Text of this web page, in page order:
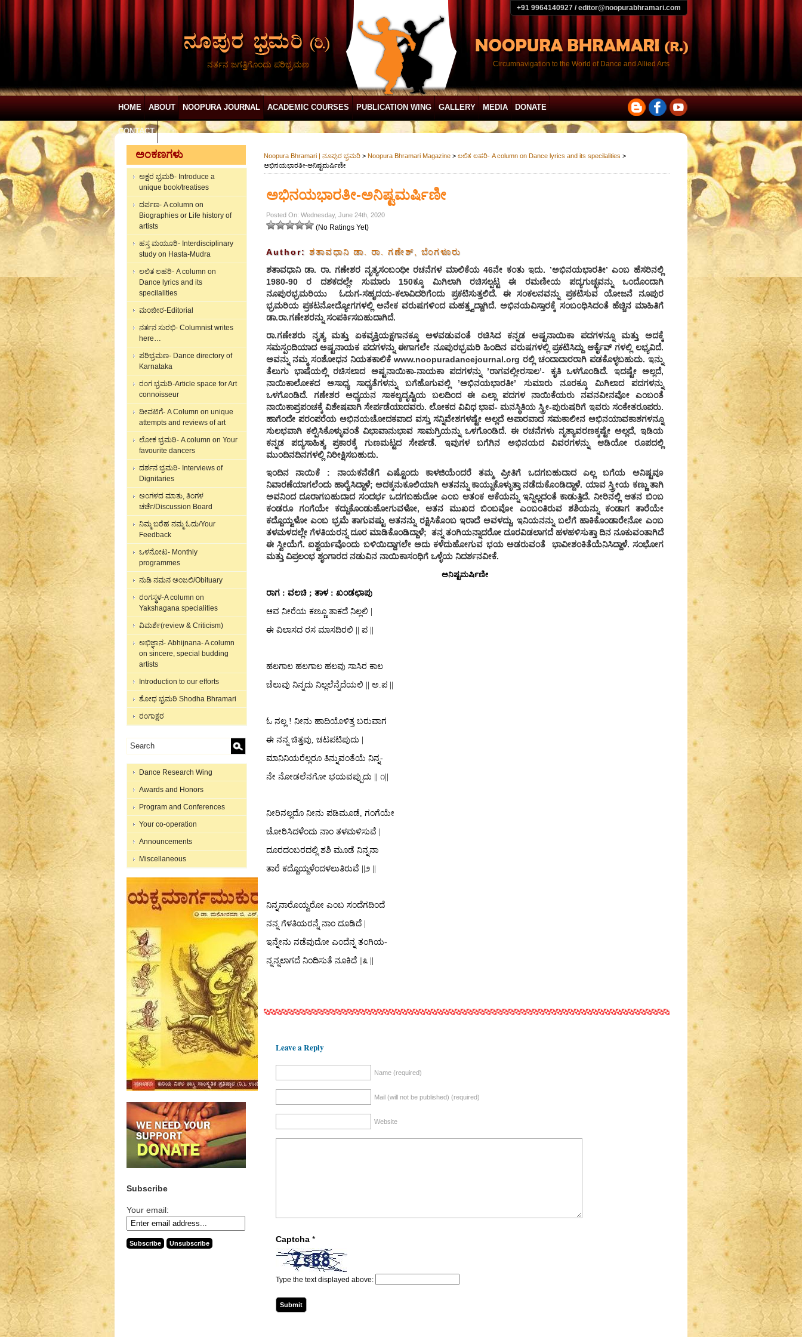
+91 9964140927 / editor@noopurabhramari.com
ನರ್ತನ ಜಗತ್ತಿಗೊಂದು ಪರಿಭ್ರಮಣ Circumnavigation to the World of Dance and Allied Arts
HOME ABOUT NOOPURA JOURNAL ACADEMIC COURSES PUBLICATION WING GALLERY MEDIA DONATE
CONTACT
ಅಂಕಣಗಳು
ಅಕ್ಷರ ಭ್ರಮರಿ- Introduce a
unique book/treatises
ದರ್ಪಣ- A column on
Biographies or Life history of
artists
ಹಸ್ತ ಮಯೂರಿ- Interdisciplinary
study on Hasta-Mudra
ಲಲಿತ ಲಹರಿ- A column on
Dance lyrics and its
specilalities
ಮಂಜೀರ-Editorial
ನರ್ತನ ಸುರಭಿ- Columnist writes
here…
ಪರಿಭ್ರಮಣ- Dance directory of
Karnataka
ರಂಗ ಭ್ರಮರಿ-Article space for Art
connoisseur
ದೀವಟಿಗೆ- A Column on unique
attempts and reviews of art
ಲೋಕ ಭ್ರಮರಿ- A column on Your
favourite dancers
ದರ್ಶನ ಭ್ರಮರಿ- Interviews of
Dignitaries
ಅಂಗಳದ ಮಾತು, ತಿಂಗಳ
ಚರ್ಚೆ/Discussion Board
ನಿಮ್ಮ ಬರೆಹ ನಮ್ಮ ಓದು/Your
Feedback
ಒಳನೋಟ- Monthly
programmes
ನುಡಿ ನಮನ ಅಂಜಲಿ/Obituary
ರಂಗಸ್ಥಳ-A column on
Yakshagana specialities
ವಿಮರ್ಶೆ(review & Criticism)
ಅಭಿಜ್ಞಾನ- Abhijnana- A column
on sincere, special budding
artists
Introduction to our efforts
ಶೋಧ ಭ್ರಮರಿ Shodha Bhramari
ರಂಗಾಕ್ಷರ
Dance Research Wing
Awards and Honors
Program and Conferences
Your co-operation
Announcements
Miscellaneous
Subscribe
Your email:
Noopura Bhramari | ನೂಪುರ ಭ್ರಮರಿ > Noopura Bhramari Magazine > ಲಲಿತ ಲಹರಿ- A column on Dance lyrics and its specilalities >
ಅಭಿನಯಭಾರತೀ-ಅನಿಷ್ಟಮರ್ಷಿಣೀ
ಅಭಿನಯಭಾರತೀ-ಅನಿಷ್ಟಮರ್ಷಿಣೀ
Posted On: Wednesday, June 24th, 2020
(No Ratings Yet)
Author: ಶತಾವಧಾನಿ ಡಾ. ರಾ. ಗಣೇಶ್, ಬೆಂಗಳೂರು
ಶತಾವಧಾನಿ ಡಾ. ರಾ. ಗಣೇಶರ ನೃತ್ಯಸಂಬಂಧೀ ರಚನೆಗಳ ಮಾಲಿಕೆಯ 46ನೇ ಕಂತು ಇದು. ’ಅಭಿನಯಭಾರತೀ’ ಎಂಬ ಹೆಸರಿನಲ್ಲಿ
1980-90 ರ ದಶಕದಲ್ಲೇ ಸುಮಾರು 150ಕ್ಕೂ ಮಿಗಿಲಾಗಿ ರಚಿಸಲ್ಪಟ್ಟ ಈ ರಮಣೀಯ ಪದ್ಯಗುಚ್ಛವನ್ನು ಒಂದೊಂದಾಗಿ
ನೂಪುರಭ್ರಮರಿಯು ಓದುಗ-ಸಹೃದಯ-ಕಲಾವಿದರಿಗೆಂದು ಪ್ರಕಟಿಸುತ್ತಲಿದೆ. ಈ ಸಂಕಲನವನ್ನು ಪ್ರಕಟಿಸುವ ಯೋಜನೆ ನೂಪುರ
ಭ್ರಮರಿಯ ಪ್ರಕಟನೋದ್ಯೋಗಗಳಲ್ಲಿ ಅನೇಕ ವರುಷಗಳಿಂದ ಮಹತ್ತ್ವದ್ದಾಗಿದೆ. ಅಭಿನಯವಿಸ್ತಾರಕ್ಕೆ ಸಂಬಂಧಿಸಿದಂತೆ ಹೆಚ್ಚಿನ ಮಾಹಿತಿಗೆ
ಡಾ.ರಾ.ಗಣೇಶರನ್ನು ಸಂಪರ್ಕಿಸಬಹುದಾಗಿದೆ.
ರಾ.ಗಣೇಶರು ನೃತ್ಯ ಮತ್ತು ಏಕವ್ಯಕ್ತಿಯಕ್ಷಗಾನಕ್ಕೂ ಅಳವಡುವಂತೆ ರಚಿಸಿದ ಕನ್ನಡ ಅಷ್ಟನಾಯಿಕಾ ಪದಗಳನ್ನೂ ಮತ್ತು ಅದಕ್ಕೆ
ಸಮಸ್ಪಂದಿಯಾದ ಅಷ್ಟನಾಯಕ ಪದಗಳನ್ನು ಈಗಾಗಲೇ ನೂಪುರಭ್ರಮರಿ ಹಿಂದಿನ ವರುಷಗಳಲ್ಲಿ ಪ್ರಕಟಿಸಿದ್ದು ಆರ್ಕೈವ್ ಗಳಲ್ಲಿ ಲಭ್ಯವಿದೆ.
ಅವನ್ನು ನಮ್ಮ ಸಂಶೋಧನ ನಿಯತಕಾಲಿಕೆ www.noopuradancejournal.org ರಲ್ಲಿ ಚಂದಾದಾರರಾಗಿ ಪಡಕೊಳ್ಳಬಹುದು. ಇನ್ನು
ತೆಲುಗು ಭಾಷೆಯಲ್ಲಿ ರಚಿಸಲಾದ ಅಷ್ಟನಾಯಿಕಾ-ನಾಯಕಾ ಪದಗಳನ್ನು ’ರಾಗವಲ್ಲೀರಸಾಲ’- ಕೃತಿ ಒಳಗೊಂಡಿದೆ. ಇದಷ್ಟೇ ಅಲ್ಲದೆ,
ನಾಯಿಕಾಲೋಕದ ಅಸಾಧ್ಯ ಸಾಧ್ಯತೆಗಳನ್ನು ಬಗೆಹೊಗುವಲ್ಲಿ ’ಅಭಿನಯಭಾರತೀ’ ಸುಮಾರು ನೂರಕ್ಕೂ ಮಿಗಿಲಾದ ಪದಗಳನ್ನು
ಒಳಗೊಂಡಿದೆ. ಗಣೇಶರ ಅಧ್ಯಯನ ಸಾಕಲ್ಯದೃಷ್ಟಿಯ ಬಲದಿಂದ ಈ ಎಲ್ಲಾ ಪದಗಳ ನಾಯಿಕೆಯರು ನವನವೀನವೋ ಎಂಬಂತೆ
ನಾಯಿಕಾಪ್ರಪಂಚಕ್ಕೆ ವಿಶೇಷವಾಗಿ ಸೇರ್ಪಡೆಯಾದವರು. ಲೋಕದ ವಿವಿಧ ಭಾವ- ಮನಸ್ಥಿತಿಯ ಸ್ತ್ರೀ-ಪುರುಷರಿಗೆ ಇವರು ಸಂಕೇತರೂಪರು.
ಹಾಗೆಂದೇ ಪರಂಪರೆಯ ಅಭಿನಯಚೋದಕವಾದ ವಸ್ತು ಸನ್ನಿವೇಶಗಳಷ್ಟೇ ಅಲ್ಲದೆ ಅಪಾರವಾದ ಸಮಕಾಲೀನ ಅಭಿನಯಾವಕಾಶಗಳನ್ನೂ
ಸುಲಭವಾಗಿ ಕಲ್ಪಿಸಿಕೊಳ್ಳುವಂತೆ ವಿಭಾವಾನುಭಾವ ಸಾಮಗ್ರಿಯನ್ನು ಒಳಗೊಂಡಿದೆ. ಈ ರಚನೆಗಳು ನೃತ್ಯಾವರಣಕ್ಕಷ್ಟೇ ಅಲ್ಲದೆ, ಇಡಿಯ
ಕನ್ನಡ ಪದ್ಯಸಾಹಿತ್ಯ ಪ್ರಕಾರಕ್ಕೆ ಗುಣಮಟ್ಟದ ಸೇರ್ಪಡೆ. ಇವುಗಳ ಬಗೆಗಿನ ಅಭಿನಯದ ವಿವರಗಳನ್ನು ಆಡಿಯೋ ರೂಪದಲ್ಲಿ
ಮುಂದಿನದಿನಗಳಲ್ಲಿ ನಿರೀಕ್ಷಿಸಬಹುದು.
ಇಂದಿನ ನಾಯಿಕೆ : ನಾಯಕನೆಡೆಗೆ ಎಷ್ಟೊಂದು ಕಾಳಜಿಯೆಂದರೆ ತಮ್ಮ ಪ್ರೀತಿಗೆ ಒದಗಬಹುದಾದ ಎಲ್ಲ ಬಗೆಯ ಅನಿಷ್ಟವೂ
ನಿವಾರಣೆಯಾಗಲೆಂದು ಹಾರೈಸಿದ್ದಾಳೆ; ಅದಕ್ಕನುಕೂಲಿಯಾಗಿ ಆತನನ್ನು ಕಾಯ್ದುಕೊಳ್ಳುತ್ತಾ ನಡೆದುಕೊಂಡಿದ್ದಾಳೆ. ಯಾವ ಸ್ತ್ರೀಯ ಕಣ್ಣು ತಾಗಿ
ಅವನಿಂದ ದೂರಾಗಬಹುದಾದ ಸಂದರ್ಭ ಒದಗಬಹುದೋ ಎಂಬ ಆತಂಕ ಆಕೆಯನ್ನು ಇನ್ನಿಲ್ಲದಂತೆ ಕಾಡುತ್ತಿದೆ. ನೀರಿನಲ್ಲಿ ಆತನ ಬಿಂಬ
ಕಂಡರೂ ಗಂಗೆಯೇ ಕದ್ದುಕೊಂಡುಹೋಗುವಳೋ, ಆತನ ಮುಖದ ಬಿಂಬವೋ ಎಂಬಂತಿರುವ ಶಶಿಯನ್ನು ಕಂಡಾಗ ತಾರೆಯೇ
ಕದ್ದೊಯ್ವಳೋ ಎಂಬ ಭ್ರಮೆ ತಾಗುವಷ್ಟು ಆತನನ್ನು ರಕ್ಷಿಸಿಕೊಂಬ ಇರಾದೆ ಅವಳದ್ದು. ಇನಿಯನನ್ನು ಬಲೆಗೆ ಹಾಕಿಕೊಂಡಾರೇನೋ ಎಂಬ
ತಳಮಳದಲ್ಲೇ ಗೆಳತಿಯರನ್ನ ದೂರ ಮಾಡಿಕೊಂಡಿದ್ದಾಳೆ; ತನ್ನ ತಂಗಿಯನ್ನಾದರೋ ದೂರವಿಡಲಾಗದೆ ಹಳಹಳಿಸುತ್ತಾ ದಿನ ನೂಕುವಂತಾಗಿದೆ
ಈ ಸ್ವೀಯೆಗೆ. ಐಶ್ವರ್ಯವೊಂದು ಬಳಿಯಿದ್ದಾಗಲೇ ಅದು ಕಳೆದುಹೋಗುವ ಭಯ ಅಡರುವಂತೆ ಭಾವೀಶಂಕಿತೆಯೆನಿಸಿದ್ದಾಳೆ. ಸಂಭೋಗ
ಮತ್ತು ವಿಪ್ರಲಂಭ ಶೃಂಗಾರದ ನಡುವಿನ ನಾಯಿಕಾಸಂಧಿಗೆ ಒಳ್ಳೆಯ ನಿದರ್ಶನವೀಕೆ.
ಅನಿಷ್ಟಮರ್ಷಿಣೀ
ರಾಗ : ವಲಚಿ ; ತಾಳ : ಖಂಡಛಾಪು
ಆವ ನೀರೆಯ ಕಣ್ಣೂ ತಾಕದೆ ನಿಲ್ಲಲಿ |
ಈ ವಿಲಾಸದ ರಸ ಮಾಸದಿರಲಿ ಪ
ಹಲಗಾಲ ಹಲಗಾಲ ಹಲವು ಸಾಸಿರ ಕಾಲ
ಚೆಲುವು ನಿನ್ನದು ನಿಲ್ಲಲೆನ್ನೆದೆಯಲಿ ಅ.ಪ
ಓ ನಲ್ಲ ! ನೀನು ಹಾದಿಯೊಳಿತ್ತ ಬರುವಾಗ
ಈ ನನ್ನ ಚಿತ್ತವು, ಚಟಪಟಿಪುದು
ಮಾನಿನಿಯರೆಲ್ಲರೂ ತಿನ್ನುವಂತೆಯೆ ನಿನ್ನ-
ನೇ ನೋಡಲೆನಗೋ ಭಯವಪ್ಪುದು || ೧||
ನೀರಿನಲ್ಲದೊ ನೀನು ಪಡಿಮೂಡೆ, ಗಂಗೆಯೇ
ಚೋರಿಸಿದಳೆಂದು ನಾಂ ತಳಮಳಿಸುವೆ |
ದೂರದಂಬರದಲ್ಲಿ ಶಶಿ ಮೂಡೆ ನಿನ್ನನಾ
ತಾರೆ ಕದ್ದೊಯ್ದಳೆಂದಳಲುತಿರುವೆ ||೨
ನಿನ್ನನಾರೊಯ್ವರೋ ಎಂಬ ಸಂದೆಗದಿಂದೆ
ನನ್ನ ಗೆಳತಿಯರನ್ನೆ ನಾಂ ದೂಡಿದೆ |
ಇನ್ನೇನು ನಡೆವುದೋ ಎಂದೆನ್ನ ತಂಗಿಯ-
ನ್ನನ್ನಲಾಗದೆ ನಿಂದಿಸುತೆ ನೂಕಿದೆ ||೩
Leave a Reply
Name (required)
Mail (will not be published) (required)
Website
Captcha *
Type the text displayed above: